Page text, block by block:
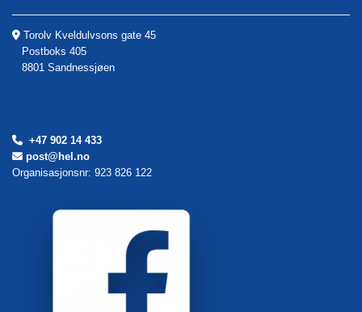
 Torolv Kveldulvsons gate 45
Postboks 405
8801 Sandnessjøen
 +47 902 14 433
 post@hel.no
Organisasjonsnr: 923 826 122